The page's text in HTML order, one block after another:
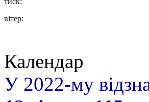
вітер:
Календар
У 2022-му